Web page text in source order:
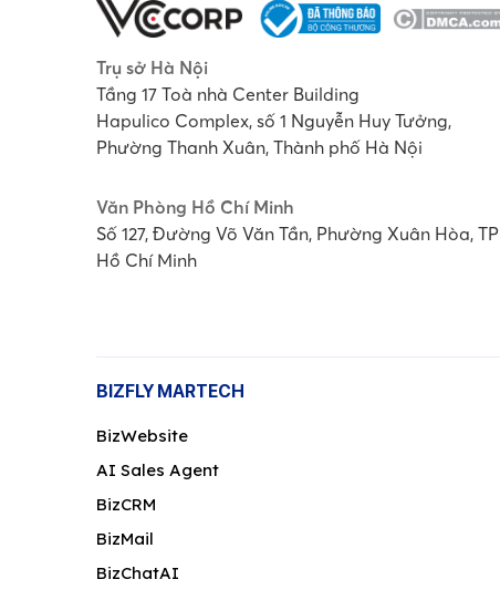
Trụ sở Hà Nội
Tầng 17 Toà nhà Center Building
Hapulico Complex, số 1 Nguyễn Huy Tưởng,
Phường Thanh Xuân, Thành phố Hà Nội
Văn Phòng Hồ Chí Minh
Số 127, Đường Võ Văn Tần, Phường Xuân Hòa, TP
Hồ Chí Minh
BIZFLY MARTECH
BizWebsite
AI Sales Agent
BizCRM
BizMail
BizChatAI